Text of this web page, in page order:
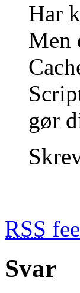
Har
Men
gør
RSS
Svar